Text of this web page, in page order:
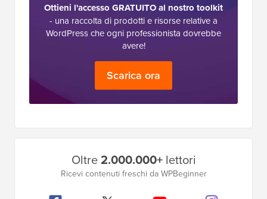
Ottieni l'accesso GRATUITO al nostro toolkit
- una raccolta di prodotti e risorse relative a
WordPress che ogni professionista dovrebbe
avere!
Scarica ora
Oltre2.000.000+lettori
Ricevi contenuti freschi da WPBeginner